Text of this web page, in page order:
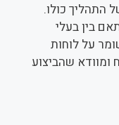
התהליך כולו.
בין בעלי
על לוחות
ומוודא שהביצוע